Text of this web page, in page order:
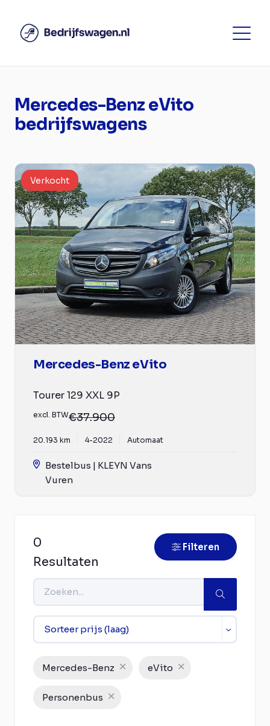
Mercedes-Benz eVito
bedrijfswagens
Verkocht
Mercedes-Benz eVito
Tourer 129 XXL 9P
excl. BTW€37.900
20.193 km 4-2022 Automaat
Bestelbus | KLEYN Vans
Vuren
0
Resultaten
Filteren
Mercedes-Benz eVito
Personenbus